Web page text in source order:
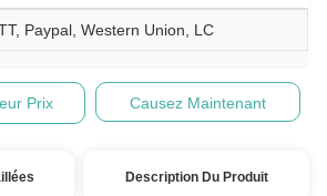
Paypal, Western Union, LC
Prix Causez Maintenant
Description Du Produit